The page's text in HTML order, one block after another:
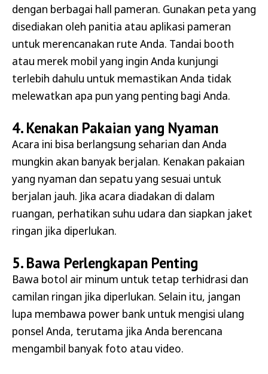
dengan berbagai hall pameran. Gunakan peta yang
disediakan oleh panitia atau aplikasi pameran
untuk merencanakan rute Anda. Tandai booth
atau merek mobil yang ingin Anda kunjungi
terlebih dahulu untuk memastikan Anda tidak
melewatkan apa pun yang penting bagi Anda.
4. Kenakan Pakaian yang Nyaman
Acara ini bisa berlangsung seharian dan Anda
mungkin akan banyak berjalan. Kenakan pakaian
yang nyaman dan sepatu yang sesuai untuk
berjalan jauh. Jika acara diadakan di dalam
ruangan, perhatikan suhu udara dan siapkan jaket
ringan jika diperlukan.
5. Bawa Perlengkapan Penting
Bawa botol air minum untuk tetap terhidrasi dan
camilan ringan jika diperlukan. Selain itu, jangan
lupa membawa power bank untuk mengisi ulang
ponsel Anda, terutama jika Anda berencana
mengambil banyak foto atau video.